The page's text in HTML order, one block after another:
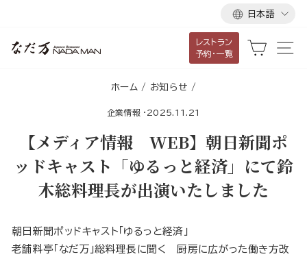
言
語
日本語
レストラン
予約・一覧
カート
ホーム / お知らせ /
企業情報 · 2025.11.21
【メディア情報 WEB】朝日新聞ポ
ッドキャスト「ゆるっと経済」にて鈴
木総料理長が出演いたしました
朝日新聞ポッドキャスト「ゆるっと経済」
老舗料亭「なだ万」総料理長に聞く 厨房に広がった働き方改